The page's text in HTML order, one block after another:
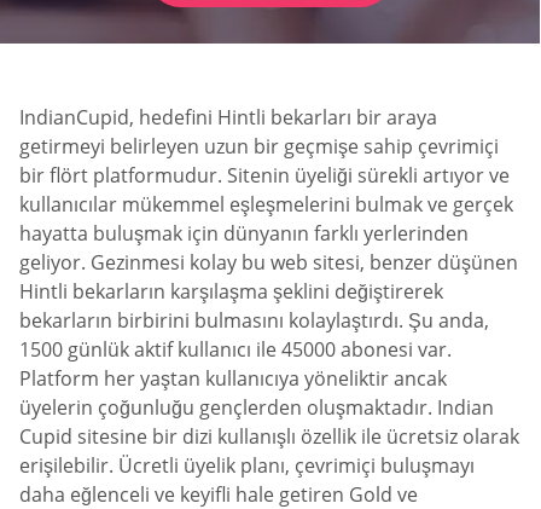
IndianCupid, hedefini Hintli bekarları bir araya
getirmeyi belirleyen uzun bir geçmişe sahip çevrimiçi
bir flört platformudur. Sitenin üyeliği sürekli artıyor ve
kullanıcılar mükemmel eşleşmelerini bulmak ve gerçek
hayatta buluşmak için dünyanın farklı yerlerinden
geliyor. Gezinmesi kolay bu web sitesi, benzer düşünen
Hintli bekarların karşılaşma şeklini değiştirerek
bekarların birbirini bulmasını kolaylaştırdı. Şu anda,
1500 günlük aktif kullanıcı ile 45000 abonesi var.
Platform her yaştan kullanıcıya yöneliktir ancak
üyelerin çoğunluğu gençlerden oluşmaktadır. Indian
Cupid sitesine bir dizi kullanışlı özellik ile ücretsiz olarak
erişilebilir. Ücretli üyelik planı, çevrimiçi buluşmayı
daha eğlenceli ve keyifli hale getiren Gold ve